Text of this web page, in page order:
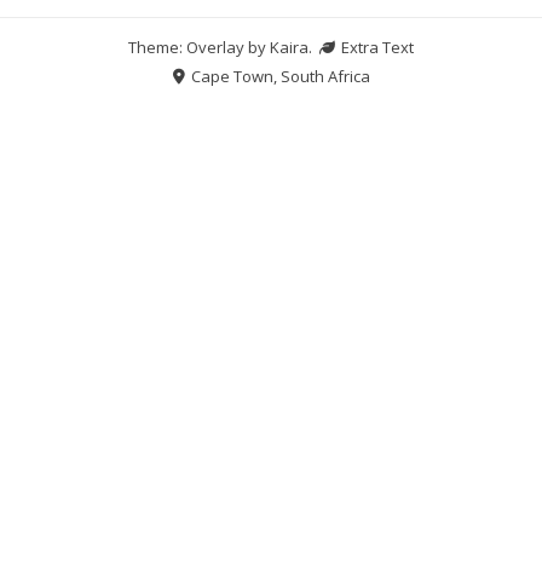
Theme: Overlay byKaira.
Extra Text
Cape Town, South Africa